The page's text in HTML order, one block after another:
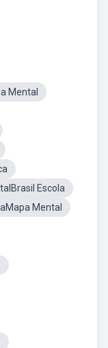
Mental
Escola
Mental